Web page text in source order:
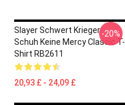
Slayer Schwert Krieger
Schuh Keine Mercy Classic T-
Shirt RB2611
20,93 £ - 24,09 £
-20%